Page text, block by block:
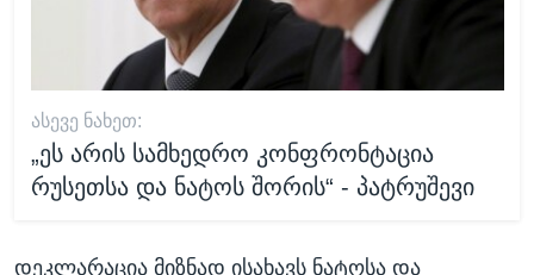
ᲐᲡᲔᲕᲔ ᲜᲐᲮᲔᲗ:
„ეს არის სამხედრო კონფრონტაცია
რუსეთსა და ნატოს შორის“ - პატრუშევი
დეკლარაცია მიზნად ისახავს ნატოსა და